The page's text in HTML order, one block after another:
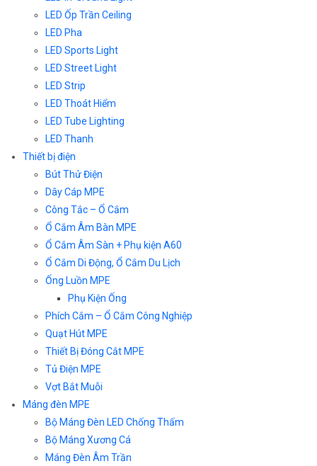
LED Ốp Trần Ceiling
LED Pha
LED Sports Light
LED Street Light
LED Strip
LED Thoát Hiểm
LED Tube Lighting
LED Thanh
Thiết bị điện
Bút Thử Điện
Dây Cáp MPE
Công Tắc – Ổ Cắm
Ổ Cắm Âm Bàn MPE
Ổ Cắm Âm Sàn + Phụ kiện A60
Ổ Cắm Di Động, Ổ Cắm Du Lịch
Ống Luồn MPE
Phụ Kiện Ống
Phích Cắm – Ổ Cắm Công Nghiệp
Quạt Hút MPE
Thiết Bị Đóng Cắt MPE
Tủ Điện MPE
Vợt Bắt Muỗi
Máng đèn MPE
Bộ Máng Đèn LED Chống Thấm
Bộ Máng Xương Cá
Máng Đèn Âm Trần